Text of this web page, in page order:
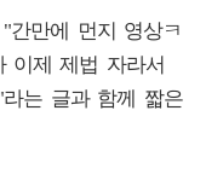
간만에 먼지 영상ㅋ
이제 제법 자라서
는 글과 함께 짧은